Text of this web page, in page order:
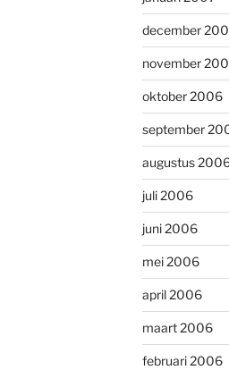
december
november
oktober 2006
september
augustus
juli 2006
juni 2006
mei 2006
april 2006
maart 2006
februari 2006